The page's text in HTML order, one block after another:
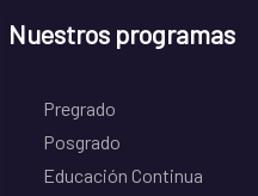
Nuestros programas
Pregrado
Posgrado
Educación Continua